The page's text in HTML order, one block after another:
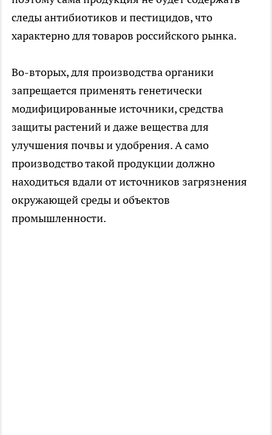
следы антибиотиков и пестицидов, что
характерно для товаров российского рынка.
Во-вторых, для производства органики
запрещается применять генетически
модифицированные источники, средства
защиты растений и даже вещества для
улучшения почвы и удобрения. А само
производство такой продукции должно
находиться вдали от источников загрязнения
окружающей среды и объектов
промышленности.